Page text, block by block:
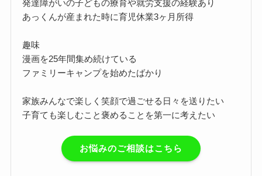
発達障がいの子どもの療育や就労支援の経験あり
あっくんが産まれた時に育児休業3ヶ月所得
趣味
漫画を25年間集め続けている
ファミリーキャンプを始めたばかり
家族みんなで楽しく笑顔で過ごせる日々を送りたい
子育ても楽しむこと褒めることを第一に考えたい
お悩みのご相談はこちら